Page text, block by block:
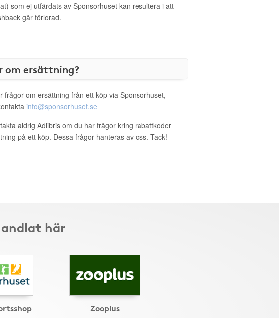
som ej utfärdats av Sponsorhuset kan resultera i att
går förlorad.
om ersättning?
frågor om ersättning från ett köp via Sponsorhuset,
info@sponsorhuset.se
aldrig Adlibris om du har frågor kring rabattkoder
på ett köp. Dessa frågor hanteras av oss. Tack!
här
Zooplus